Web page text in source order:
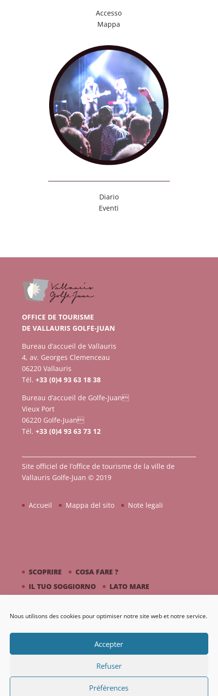
Nous utilisons des cookies pour optimiser notre site web et notre service.
Accepter
Refuser
Préférences
Accesso
Mappa
Diario
Eventi
OFFICE DE TOURISME
DE VALLAURIS GOLFE-JUAN
Bureau d’accueil de Vallauris
4, av. Georges Clemenceau
06220 Vallauris
Tél. +33 (0)4 93 63 18 38
Bureau d’accueil de Golfe-Juan
Vieux Port
06220 Golfe-Juan
Tél. +33 (0)4 93 63 73 12
Site officiel de l’office de tourisme de la ville de
Vallauris Golfe-Juan © 2019
Accueil Mappa del sito Note legali
SCOPRIRE
COSA FARE ?
IL TUO SOGGIORNO
LATO MARE
DIARIO GALLERIA